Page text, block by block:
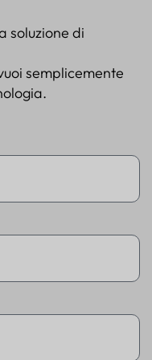
soluzione di
semplicemente